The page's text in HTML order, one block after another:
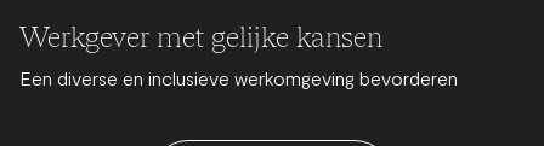
Werkgever met gelijke kansen
Een diverse en inclusieve werkomgeving bevorderen